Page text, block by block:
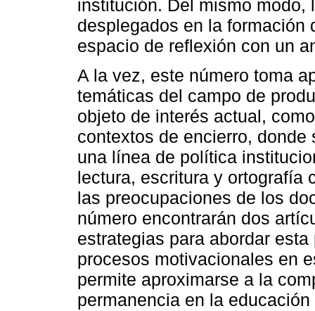
institución. Del mismo
desplegados en la formación
espacio de reflexión con un
A la vez, este número toma
temáticas del campo de
objeto de interés actual,
contextos de encierro,
una línea de política
lectura, escritura y ortografía
las preocupaciones de los
número encontrarán dos
estrategias para abordar
procesos motivacionales en
permite aproximarse a la
permanencia en la educación